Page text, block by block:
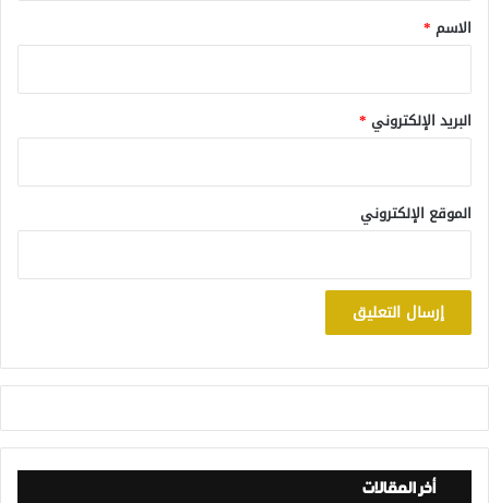
*
الاسم *
البريد الإلكتروني *
الموقع الإلكتروني
أخر المقالات